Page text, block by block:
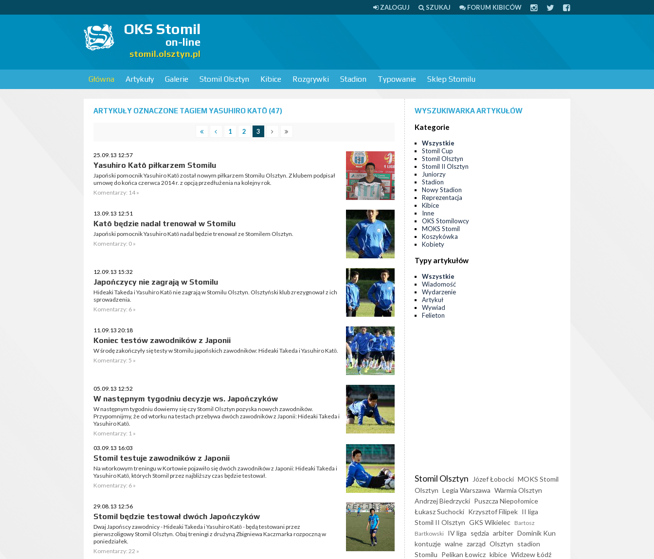
ZALOGUJ SZUKAJ FORUM KIBICÓW
OKS Stomil
on-line
stomil.olsztyn.pl
Główna Artykuły Galerie Stomil Olsztyn Kibice Rozgrywki Stadion Typowanie Sklep Stomilu
ARTYKUŁY OZNACZONE TAGIEM YASUHIRO KATŌ (47)
1 2 3
25.09.13 12:57
Yasuhiro Katō piłkarzem Stomilu
Japoński pomocnik Yasuhiro Katō został nowym piłkarzem Stomilu Olsztyn. Z klubem podpisał
umowę do końca czerwca 2014 r. z opcją przedłużenia na kolejny rok.
Komentarzy: 14 »
13.09.13 12:51
Katō będzie nadal trenował w Stomilu
Japoński pomocnik Yasuhiro Katō nadal będzie trenował ze Stomilem Olsztyn.
Komentarzy: 0 »
12.09.13 15:32
Japończycy nie zagrają w Stomilu
Hideaki Takeda i Yasuhiro Katō nie zagrają w Stomilu Olsztyn. Olsztyński klub zrezygnował z ich
sprowadzenia.
Komentarzy: 6 »
11.09.13 20:18
Koniec testów zawodników z Japonii
W środę zakończyły się testy w Stomilu japońskich zawodników: Hideaki Takeda i Yasuhiro Katō.
Komentarzy: 5 »
05.09.13 12:52
W następnym tygodniu decyzje ws. Japończyków
W następnym tygodniu dowiemy się czy Stomil Olsztyn pozyska nowych zawodników.
Przypomnijmy, że od wtorku na testach przebywa dwóch zawodników z Japonii: Hideaki Takeda i
Yasuhiro Katō.
Komentarzy: 1 »
03.09.13 16:03
Stomil testuje zawodników z Japonii
Na wtorkowym treningu w Kortowie pojawiło się dwóch zawodników z Japonii: Hideaki Takeda i
Yasuhiro Katō, których Stomil przez najbliższy czas będzie testował.
Komentarzy: 6 »
29.08.13 12:56
Stomil będzie testował dwóch Japończyków
Dwaj Japońscy zawodnicy - Hideaki Takeda i Yasuhiro Katō - będą testowani przez
pierwszoligowy Stomil Olsztyn. Obaj treningi z drużyną Zbigniewa Kaczmarka rozpoczną w
poniedziałek.
Komentarzy: 22 »
WYSZUKIWARKA ARTYKUŁÓW
Kategorie
Wszystkie
Stomil Cup
Stomil Olsztyn
Stomil II Olsztyn
Juniorzy
Stadion
Nowy Stadion
Reprezentacja
Kibice
Inne
OKS Stomilowcy
MOKS Stomil
Koszykówka
Kobiety
Typy artykułów
Wszystkie
Wiadomość
Wydarzenie
Artykuł
Wywiad
Felieton
Stomil Olsztyn Józef Łobocki MOKS Stomil
Olsztyn Legia Warszawa Warmia Olsztyn
Andrzej Biedrzycki Puszcza Niepołomice
Łukasz Suchocki Krzysztof Filipek II liga
Stomil II Olsztyn GKS Wikielec Bartosz
Bartkowski IV liga sędzia arbiter Dominik Kun
kontuzje walne zarząd Olsztyn stadion
Stomilu Pelikan Łowicz kibice Widzew Łódź